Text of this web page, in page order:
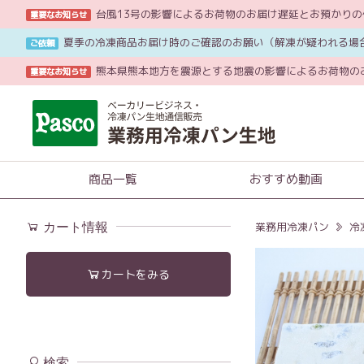
重要なお知らせ 台風13号の影響によるお荷物のお届け遅延とお預かり
ご依頼 夏季の冷凍商品お届け時のご確認のお願い（解凍が疑われる場
重要なお知らせ 熊本県熊本地方を震源とする地震の影響によるお荷物
商品一覧 おすすめ動画
業務用冷凍パン 冷
カート情報
カートをみる